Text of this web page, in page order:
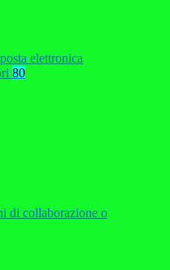
elettronica
80
di collaborazione o